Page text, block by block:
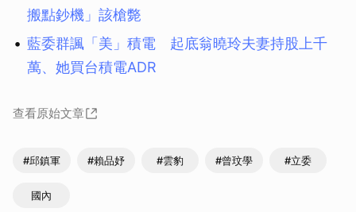
搬點鈔機」該槍斃
藍委群諷「美」積電 起底翁曉玲夫妻持股上千
萬、她買台積電ADR
查看原始文章
#邱鎮軍 #賴品妤 #雲豹 #曾玟學 #立委
國內